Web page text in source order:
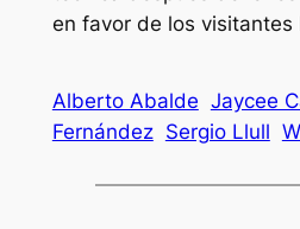
en favor de los
Alberto Abalde Jaycee
Fernández Sergio Llull